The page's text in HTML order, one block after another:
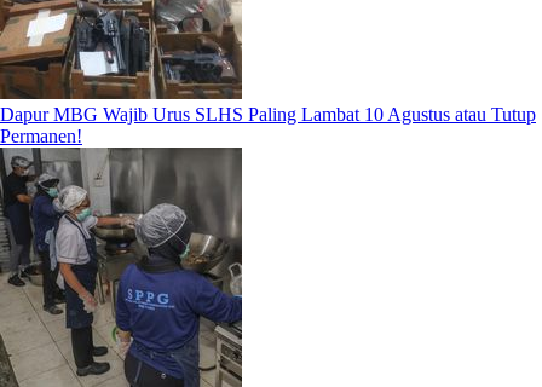
Dapur MBG Wajib Urus SLHS Paling Lambat 10 Agustus atau Tutup
Permanen!